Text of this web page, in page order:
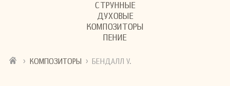
СТРУННЫЕ
ДУХОВЫЕ
КОМПОЗИТОРЫ
ПЕНИЕ
› КОМПОЗИТОРЫ › БЕНДАЛЛ У.